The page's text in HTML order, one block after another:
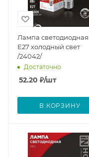
Лампа светодиодная 8Вт
Е27 холодный свет
/24042/
Достаточно
52.20 ₽/шт
В КОРЗИНУ